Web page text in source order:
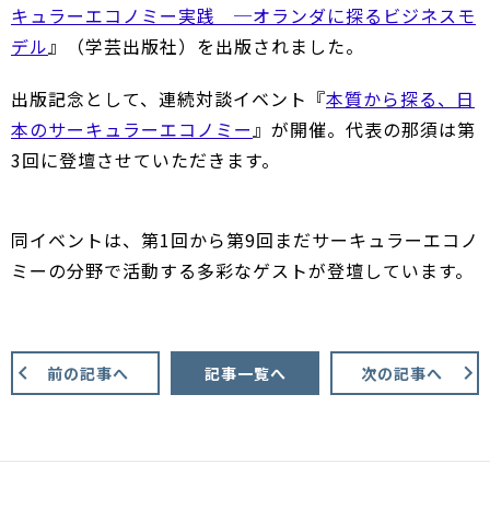
キュラーエコノミー実践 ─オランダに探るビジネスモ
デル』（学芸出版社）を出版されました。
出版記念として、連続対談イベント『本質から探る、日
本のサーキュラーエコノミー』が開催。代表の那須は第
3回に登壇させていただきます。
同イベントは、第1回から第9回まだサーキュラーエコノ
ミーの分野で活動する多彩なゲストが登壇しています。
前の記事へ 記事一覧へ 次の記事へ